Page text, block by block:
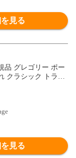
見る
品 グレゴリー ポー
クラシック トライ
れ ナイロン ミニポ
レディース
見る